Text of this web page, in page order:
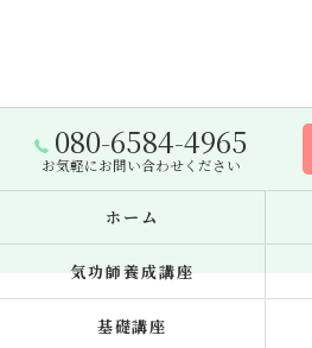
080-6584-4965
お気軽にお問い合わせください
ホーム
気功師養成講座
基礎講座